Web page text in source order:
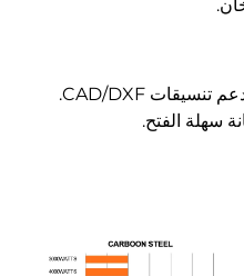
سهلة الفتح.